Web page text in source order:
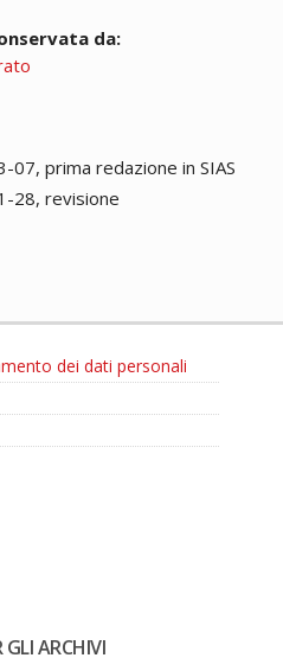
da:
07, prima redazione in SIAS
28, revisione
dei dati personali
GLI ARCHIVI